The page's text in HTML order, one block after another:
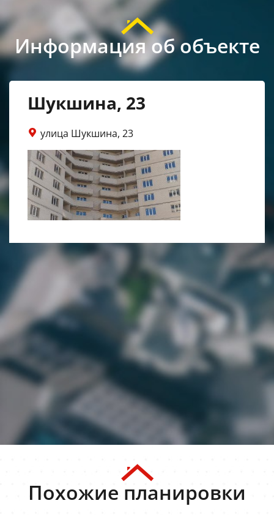
Информация об объекте
Шукшина, 23
улица Шукшина, 23
Похожие планировки